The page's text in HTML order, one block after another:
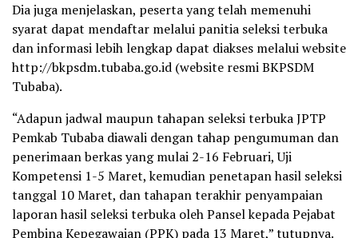
Dia juga menjelaskan, peserta yang telah memenuhi
syarat dapat mendaftar melalui panitia seleksi terbuka
dan informasi lebih lengkap dapat diakses melalui website
http://bkpsdm.tubaba.go.id (website resmi BKPSDM
Tubaba).
“Adapun jadwal maupun tahapan seleksi terbuka JPTP
Pemkab Tubaba diawali dengan tahap pengumuman dan
penerimaan berkas yang mulai 2-16 Februari, Uji
Kompetensi 1-5 Maret, kemudian penetapan hasil seleksi
tanggal 10 Maret, dan tahapan terakhir penyampaian
laporan hasil seleksi terbuka oleh Pansel kepada Pejabat
Pembina Kepegawaian (PPK) pada 13 Maret,” tutupnya.